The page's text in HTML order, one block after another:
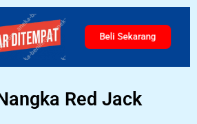
Beli Sekarang
Red Jack